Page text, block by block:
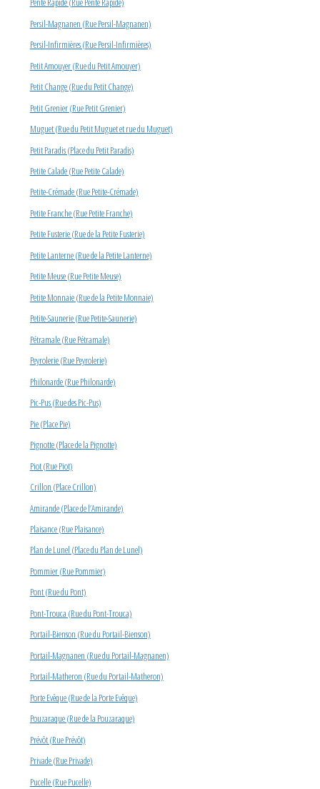
Persil-Magnanen (Rue Persil-Magnanen)
Persil-Infirmières (Rue Persil-Infirmières)
Petit Amouyer (Rue du Petit Amouyer)
Petit Change (Rue du Petit Change)
Petit Grenier (Rue Petit Grenier)
Muguet (Rue du Petit Muguet et rue du Muguet)
Petit Paradis (Place du Petit Paradis)
Petite Calade (Rue Petite Calade)
Petite-Crémade (Rue Petite-Crémade)
Petite Franche (Rue Petite Franche)
Petite Fusterie (Rue de la Petite Fusterie)
Petite Lanterne (Rue de la Petite Lanterne)
Petite Meuse (Rue Petite Meuse)
Petite Monnaie (Rue de la Petite Monnaie)
Petite-Saunerie (Rue Petite-Saunerie)
Pétramale (Rue Pétramale)
Peyrolerie (Rue Peyrolerie)
Philonarde (Rue Philonarde)
Pic-Pus (Rue des Pic-Pus)
Pie (Place Pie)
Pignotte (Place de la Pignotte)
Piot (Rue Piot)
Crillon (Place Crillon)
Amirande (Place de l’Amirande)
Plaisance (Rue Plaisance)
Plan de Lunel (Place du Plan de Lunel)
Pommier (Rue Pommier)
Pont (Rue du Pont)
Pont-Trouca (Rue du Pont-Trouca)
Portail-Bienson (Rue du Portail-Bienson)
Portail-Magnanen (Rue du Portail-Magnanen)
Portail-Matheron (Rue du Portail-Matheron)
Porte Evêque (Rue de la Porte Evêque)
Pouzaraque (Rue de la Pouzaraque)
Prévôt (Rue Prévôt)
Privade (Rue Privade)
Pucelle (Rue Pucelle)